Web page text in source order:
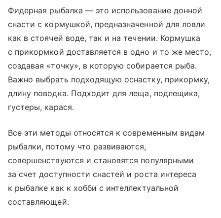
Фидерная рыбалка — это использование донной
снасти с кормушкой, предназначенной для ловли
как в стоячей воде, так и на течении. Кормушка
с прикормкой доставляется в одно и то же место,
создавая «точку», в которую собирается рыба.
Важно выбрать подходящую оснастку, прикормку,
длину поводка. Подходит для леща, подлещика,
густеры, карася.
Все эти методы относятся к современным видам
рыбалки, потому что развиваются,
совершенствуются и становятся популярными
за счет доступности снастей и роста интереса
к рыбалке как к хобби с интеллектуальной
составляющей.